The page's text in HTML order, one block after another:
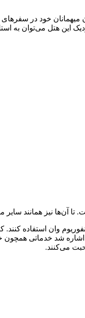
راحت و جادار خود میزبان
دیدنی نزدیک این هتل
آن‌ها نیز همانند سایر
وان استفاده
اشاره شد خدماتی
می‌کنند.